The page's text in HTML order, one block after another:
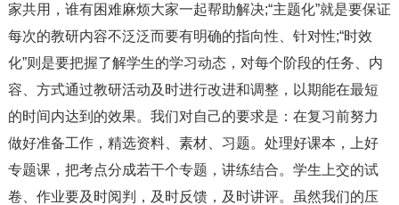
家共用，谁有困难麻烦大家一起帮助解决;“主题化”就是要保证
每次的教研内容不泛泛而要有明确的指向性、针对性;“时效
化”则是要把握了解学生的学习动态，对每个阶段的任务、内
容、方式通过教研活动及时进行改进和调整，以期能在最短
的时间内达到的效果。我们对自己的要求是：在复习前努力
做好准备工作，精选资料、素材、习题。处理好课本，上好
专题课，把考点分成若干个专题，讲练结合。学生上交的试
卷、作业要及时阅判，及时反馈，及时讲评。虽然我们的压